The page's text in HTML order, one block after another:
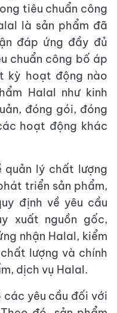
tiêu chuẩn công
là sản phẩm đã
đáp ứng đầy đủ
chuẩn công bố áp
kỳ hoạt động nào
Halal như kinh
đóng gói, đóng
hoạt động khác
quản lý chất lượng
triển sản phẩm,
định về yêu cầu
xuất nguồn gốc,
nhận Halal, kiểm
lượng và chính
dịch vụ Halal.
các yêu cầu đối với